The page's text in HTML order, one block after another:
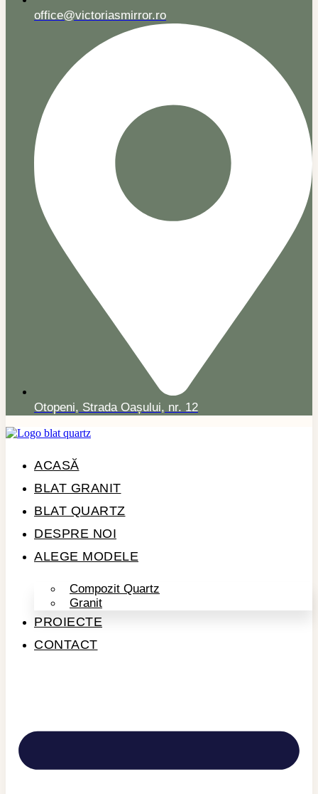
office@victoriasmirror.ro
Otopeni, Strada Oașului, nr. 12
ACASĂ
BLAT GRANIT
BLAT QUARTZ
DESPRE NOI
ALEGE MODELE
Compozit Quartz
Granit
PROIECTE
CONTACT